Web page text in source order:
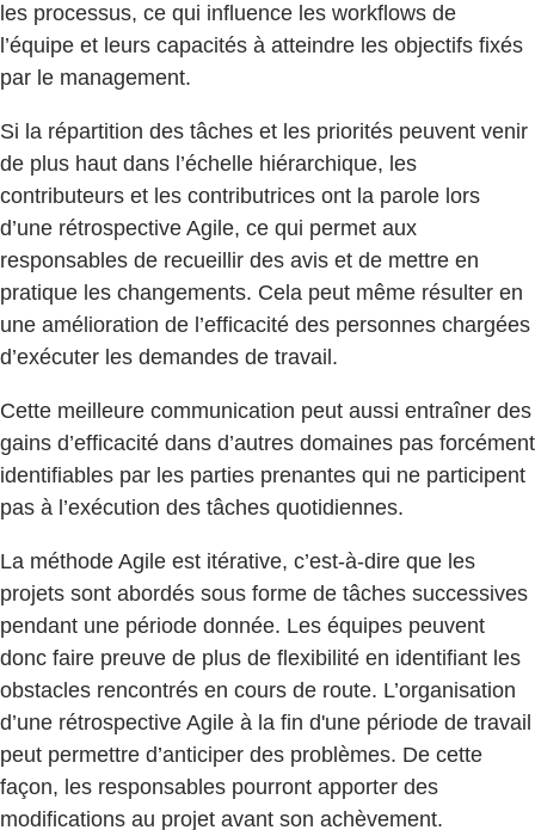
les processus, ce qui influence les workflows de
l’équipe et leurs capacités à atteindre les objectifs fixés
par le management.
Si la répartition des tâches et les priorités peuvent venir
de plus haut dans l’échelle hiérarchique, les
contributeurs et les contributrices ont la parole lors
d’une rétrospective Agile, ce qui permet aux
responsables de recueillir des avis et de mettre en
pratique les changements. Cela peut même résulter en
une amélioration de l’efficacité des personnes chargées
d’exécuter les demandes de travail.
Cette meilleure communication peut aussi entraîner des
gains d’efficacité dans d’autres domaines pas forcément
identifiables par les parties prenantes qui ne participent
pas à l’exécution des tâches quotidiennes.
La méthode Agile est itérative, c’est-à-dire que les
projets sont abordés sous forme de tâches successives
pendant une période donnée. Les équipes peuvent
donc faire preuve de plus de flexibilité en identifiant les
obstacles rencontrés en cours de route. L’organisation
d’une rétrospective Agile à la fin d'une période de travail
peut permettre d’anticiper des problèmes. De cette
façon, les responsables pourront apporter des
modifications au projet avant son achèvement.